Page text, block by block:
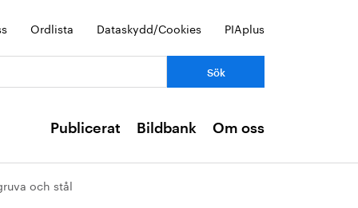
Ordlista Dataskydd/Cookies PIAplus
Publicerat Bildbank Om oss
och stål